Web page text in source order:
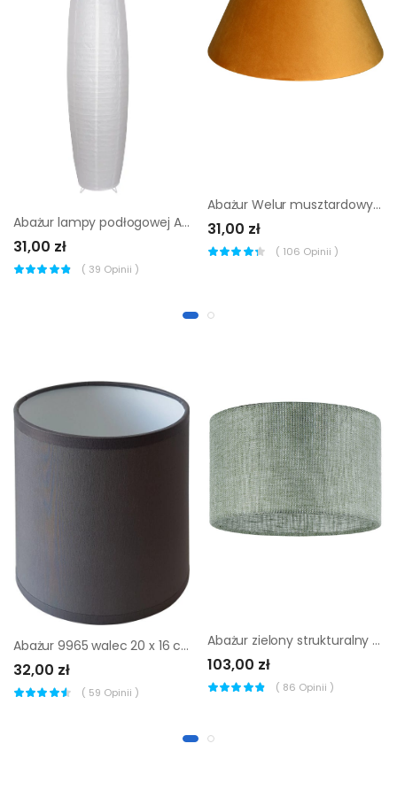
Abażur lampy podłogowej Anjo biały 36 cm
31,00 zł
( 39 Opinii )
Abażur Welur musztardowy 26 x 13 cm H15 Art Abażur
31,00 zł
( 106 Opinii )
Abażur 9965 walec 20 x 16 cm tkanina beton E27 TK LIGHTING
32,00 zł
( 59 Opinii )
Abażur zielony strukturalny 30 x 20 cm Tk Lighting
103,00 zł
( 86 Opinii )